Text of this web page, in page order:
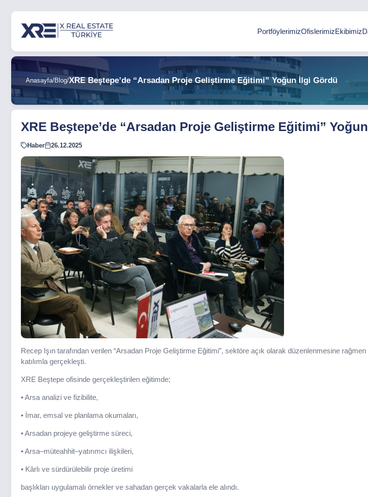
PortföylerimizOfislerimizEkibimiz
Anasayfa/Blog/XRE Beştepe’de “Arsadan Proje Geliştirme Eğitimi” Yoğun İlgi Gördü
XRE Beştepe’de “Arsadan Proje Geliştirme Eğitimi”
Haber 26.12.2025
Recep Işın tarafından verilen “Arsadan Proje Geliştirme Eğitimi”, sektöre açık olarak düzenlenmesine
katılımla gerçekleşti.
XRE Beştepe ofisinde gerçekleştirilen eğitimde;
• Arsa analizi ve fizibilite,
• İmar, emsal ve planlama okumaları,
• Arsadan projeye geliştirme süreci,
• Arsa–müteahhit–yatırımcı ilişkileri,
• Kârlı ve sürdürülebilir proje üretimi
başlıkları uygulamalı örnekler ve sahadan gerçek vakalarla ele alındı.